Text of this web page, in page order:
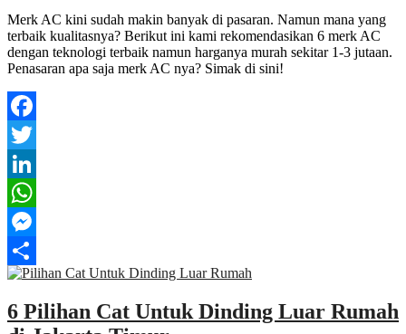
Merk AC kini sudah makin banyak di pasaran. Namun mana yang
terbaik kualitasnya? Berikut ini kami rekomendasikan 6 merk AC
dengan teknologi terbaik namun harganya murah sekitar 1-3 jutaan.
Penasaran apa saja merk AC nya? Simak di sini!
Facebook
Twitter
LinkedIn
WhatsApp
Messenger
Share
6 Pilihan Cat Untuk Dinding Luar Rumah